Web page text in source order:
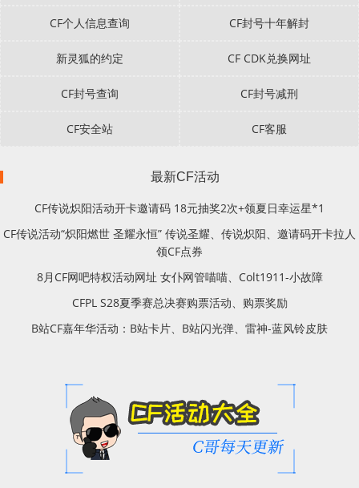
CF个人信息查询 CF封号十年解封
新灵狐的约定 CF CDK兑换网址
CF封号查询 CF封号减刑
CF安全站 CF客服
最新CF活动
CF传说炽阳活动开卡邀请码 18元抽奖2次+领夏日幸运星*1
CF传说活动“炽阳燃世 圣耀永恒” 传说圣耀、传说炽阳、邀请码开卡拉人
领CF点券
8月CF网吧特权活动网址 女仆网管喵喵、Colt1911-小故障
CFPL S28夏季赛总决赛购票活动、购票奖励
B站CF嘉年华活动：B站卡片、B站闪光弹、雷神-蓝风铃皮肤